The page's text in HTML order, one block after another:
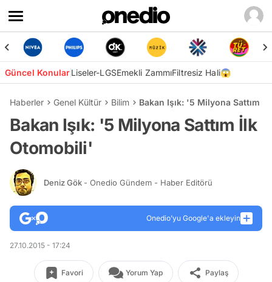
Güncel KonularLiseler-LGSEmekli ZammıFiltresiz Hali😱
Haberler Genel Kültür Bilim Bakan Işık: '5 Milyona Sattım
Bakan Işık: '5 Milyona Sattım İlk
Otomobili'
Deniz Gök - Onedio Gündem - Haber Editörü
Onedio’yu Google'a ekleyin
27.10.2015 - 17:24
Favori Yorum Yap Paylaş